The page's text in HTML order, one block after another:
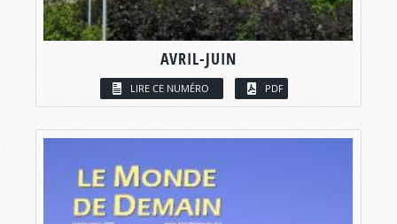
AVRIL-JUIN
LIRE CE NUMÉRO PDF